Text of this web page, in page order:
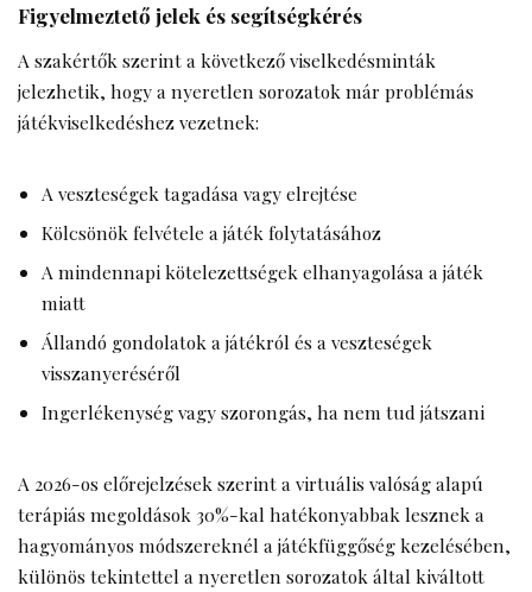
Figyelmeztető jelek és segítségkérés
A szakértők szerint a következő viselkedésminták
jelezhetik, hogy a nyeretlen sorozatok már problémás
játékviselkedéshez vezetnek:
A veszteségek tagadása vagy elrejtése
Kölcsönök felvétele a játék folytatásához
A mindennapi kötelezettségek elhanyagolása a játék
miatt
Állandó gondolatok a játékról és a veszteségek
visszanyeréséről
Ingerlékenység vagy szorongás, ha nem tud játszani
A 2026-os előrejelzések szerint a virtuális valóság alapú
terápiás megoldások 30%-kal hatékonyabbak lesznek a
hagyományos módszereknél a játékfüggőség kezelésében,
különös tekintettel a nyeretlen sorozatok által kiváltott